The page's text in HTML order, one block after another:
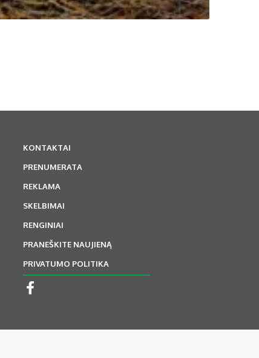
KONTAKTAI
PRENUMERATA
REKLAMA
SKELBIMAI
RENGINIAI
PRANEŠKITE NAUJIENĄ
PRIVATUMO POLITIKA